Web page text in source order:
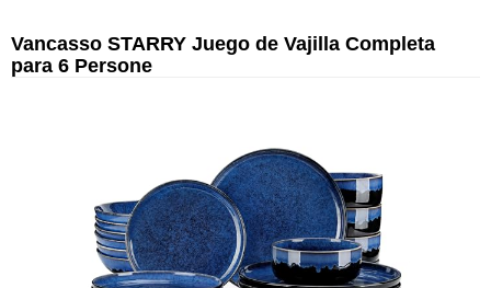
Vancasso STARRY Juego de Vajilla Completa
para 6 Persone